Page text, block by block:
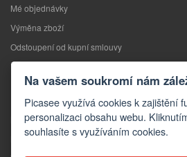
Mé objednávky
Výměna zboží
Odstoupení od kupní smlouvy
Reklamace
KONTAKTY
Kontakty
Kontaktní formulář
Na vašem soukromí nám
Picasee využívá cookies k zajištění
personalizaci obsahu webu.
souhlasíte s využíváním cookies.